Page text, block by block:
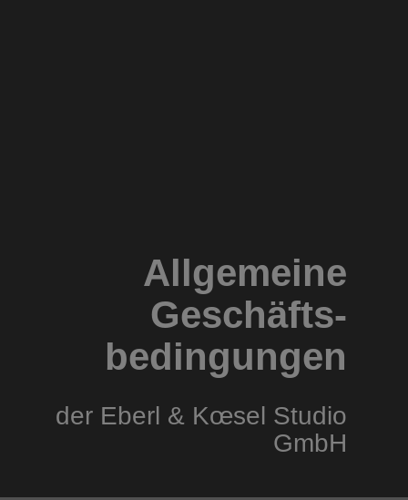
Allgemeine
Geschäfts­
bedin­gungen
der Eberl & Kœsel Studio
GmbH